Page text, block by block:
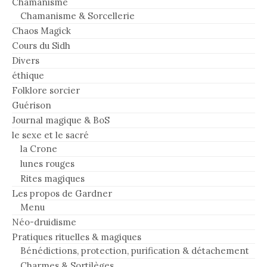
Chamanisme & Sorcellerie
Chaos Magick
Cours du Sidh
Divers
éthique
Folklore sorcier
Guérison
Journal magique & BoS
le sexe et le sacré
la Crone
lunes rouges
Rites magiques
Les propos de Gardner
Menu
Néo-druidisme
Pratiques rituelles & magiques
Bénédictions, protection, purification & détachement